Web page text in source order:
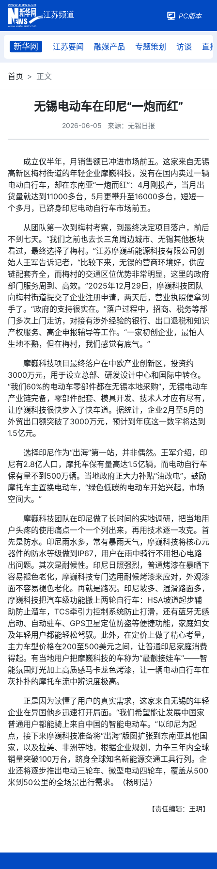
PC版本
新华网 江苏要闻 融媒产品 专题策划 访谈 直播
首页 正文
无锡电动车在印尼“一炮而红”
2026-06-05 来源：无锡日报
成立仅半年，月销售额已冲进市场前五。这家来自无锡
高新区梅村街道的年轻企业摩巍科技，没有在国内卖过一辆
电动自行车，却在东南亚“一炮而红”：4月刚投产，当月出
货量就达到11000多台，5月更攀升至16000多台，短短一
个多月，已跻身印尼电动自行车市场前五。
从团队第一次到梅村考察，到最终决定项目落户，前后
不到七天。“我们之前也去长三角周边城市、无锡其他板块
看过，最终选择了梅村。”江苏摩巍新能源科技有限公司创
始人王军告诉记者，“比较下来，无锡的营商环境好，供应
链配套齐全，而梅村的交通区位优势非常明显，这里的政府
部门服务周到、高效。”2025年12月29日，摩巍科技团队
向梅村街道提交了企业注册申请，两天后，营业执照便拿到
手了。“政府的支持很实在。”落户过程中，招商、税务等部
门多次上门走访，对接有涉外经验的银行、出口退税和知识
产权服务、高企申报辅导等工作。“一家初创企业，最怕人
生地不熟，但在梅村，我们感觉有底气。”
摩巍科技项目最终落户在中欧产业创新区，投资约
3000万元，用于设立总部、研发设计中心和国际中转仓。
“我们60%的电动车零部件都在无锡本地采购”，无锡电动车
产业链完备，零部件配套、模具开发、技术人才应有尽有，
让摩巍科技很快步入了快车道。据统计，企业2月至5月的
外贸出口额突破了3000万元，预计到年底这一数字将达到
1.5亿元。
选择印尼作为“出海”第一站，并非偶然。王军介绍，印
尼有2.8亿人口，摩托车保有量高达1.5亿辆，而电动自行车
保有量不到500万辆。当地政府正大力补贴“油改电”，鼓励
摩托车主置换电动车，“绿色低碳的电动车开始兴起，市场
空间大。”
摩巍科技团队在印尼做了长时间的实地调研，把当地用
户头疼的使用痛点一个一个列出来，再用技术逐一攻克。首
先是防水。印尼雨水多，常有暴雨天气，摩巍科技将核心元
器件的防水等级做到IP67，用户在雨中骑行不用担心电路
出问题。其次是耐候性。印尼日照强烈，普通烤漆在暴晒下
容易褪色老化，摩巍科技专门选用耐候烤漆来应对，外观漆
面不容易褪色老化。再就是路况。印尼坡多、湿滑路面多，
摩巍科技把汽车级功能搬上两轮自行车：HSA坡道起步辅
助防止溜车，TCS牵引力控制系统防止打滑，还有蓝牙无感
启动、自动驻车、GPS卫星定位防盗等便捷功能，家庭妇女
及年轻用户都能轻松驾驭。此外，在定价上做了精心考量，
主力车型价格在200至500美元之间，让普通印尼家庭消费
得起。有当地用户把摩巍科技的车称为“最靓接娃车”——智
能氛围灯光加上高质感马卡龙色烤漆，让一辆电动自行车在
灰扑扑的摩托车流中辨识度极高。
正是因为读懂了用户的真实需求，这家来自无锡的年轻
企业在异国他乡迅速打开局面。“我们希望能让发展中国家
普通用户都能骑上来自中国的智能电动车。”以印尼为起
点，接下来摩巍科技准备将“出海”版图扩张到东南亚其他国
家，以及拉美、非洲等地，根据企业规划，力争三年内全球
销量突破100万台，跻身全球知名新能源交通工具行列。企
业还将逐步推出电动三轮车、微型电动四轮车，覆盖从500
米到50公里的全场景出行需求。（杨明洁）
【责任编辑：王玥】